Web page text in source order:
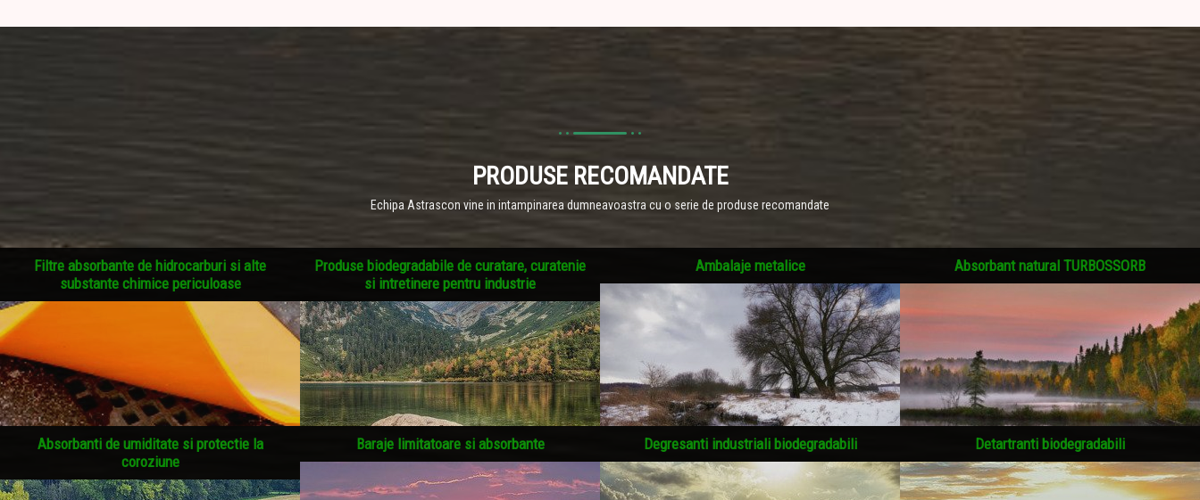
PRODUSE RECOMANDATE
Echipa Astrascon vine in intampinarea dumneavoastra cu o serie de produse recomandate
Filtre absorbante de hidrocarburi si alte
substante chimice periculoase
Absorbanti de umiditate si protectie la
coroziune
Produse biodegradabile de curatare, curatenie
si intretinere pentru industrie
Baraje limitatoare si absorbante
Ambalaje metalice
Degresanti industriali biodegradabili
Absorbant natural TURBOSSORB
Detartranti biodegradabili